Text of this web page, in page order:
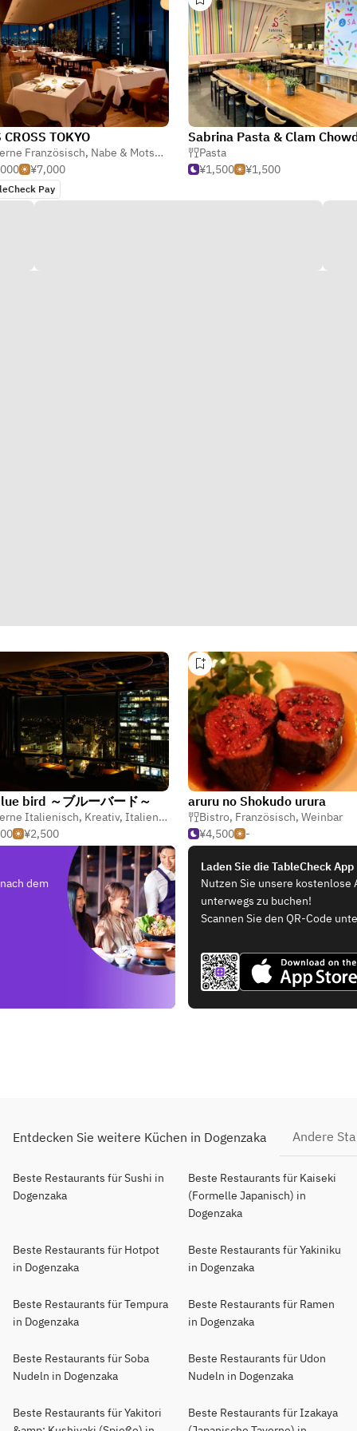
CROSS TOKYO
Französisch, Nabe & Motsunabe (Heißen Topf)
¥7,000
Pay
Pasta
¥1,500
¥1,500
bird ～ブルーバード～
Italienisch, Kreativ, Italienisch
¥2,500
aruru no Shokudo urura
Bistro, Französisch, Weinbar
¥4,500
-
dem
Laden Sie die TableCheck
Nutzen Sie unsere kostenlose
unterwegs zu buchen!
Scannen Sie den QR-Code
Entdecken Sie weitere Küchen in Dogenzaka Andere
Beste Restaurants für Sushi in
Dogenzaka
Beste Restaurants für Kaiseki
(Formelle Japanisch) in
Dogenzaka
Beste Restaurants für Hotpot
in Dogenzaka
Beste Restaurants für Yakiniku
in Dogenzaka
Beste Restaurants für Tempura
in Dogenzaka
Beste Restaurants für Ramen
in Dogenzaka
Beste Restaurants für Soba
Nudeln in Dogenzaka
Beste Restaurants für Udon
Nudeln in Dogenzaka
Beste Restaurants für Yakitori
Beste Restaurants für Izakaya